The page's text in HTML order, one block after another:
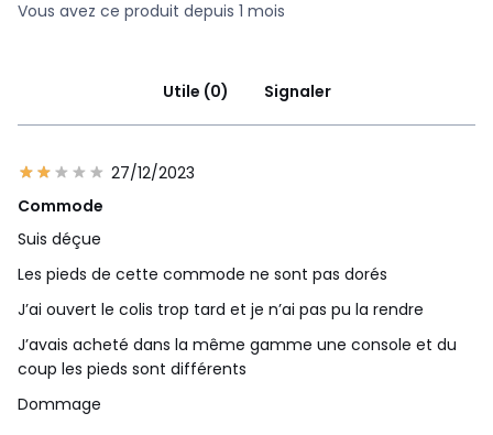
Vous avez ce produit depuis 1 mois
Utile (0) Signaler
27/12/2023
Commode
Suis déçue
Les pieds de cette commode ne sont pas dorés
J’ai ouvert le colis trop tard et je n’ai pas pu la rendre
J’avais acheté dans la même gamme une console et du
coup les pieds sont différents
Dommage